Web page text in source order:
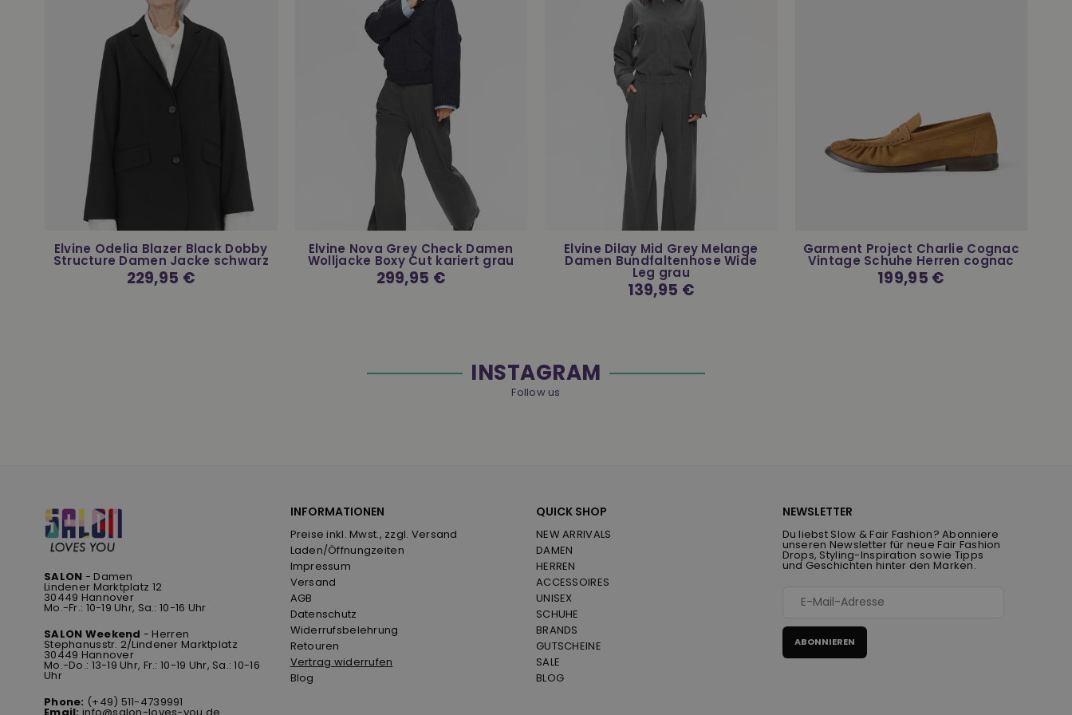
Elvine Odelia Blazer Black Dobby
Structure Damen Jacke schwarz
Normaler
Preis
229,95 €
Elvine Nova Grey Check Damen
Wolljacke Boxy Cut kariert grau
Normaler
Preis
299,95 €
Elvine Dilay Mid Grey Melange
Damen Bundfaltenhose Wide
Leg grau
Normaler
Preis
139,95 €
Garment Project Charlie Cognac
Vintage Schuhe Herren cognac
Normaler
Preis
199,95 €
INSTAGRAM
Follow us
SALON - Damen
Lindener Marktplatz 12
30449 Hannover
Mo.-Fr.: 10-19 Uhr, Sa.: 10-16 Uhr
SALON Weekend - Herren
Stephanusstr. 2/Lindener Marktplatz
30449 Hannover
Mo.-Do.: 13-19 Uhr, Fr.: 10-19 Uhr, Sa.: 10-16
Uhr
Phone: (+49) 511-4739991
INFORMATIONEN
Preise inkl. Mwst., zzgl. Versand
Laden/Öffnungzeiten
Impressum
Versand
AGB
Datenschutz
Widerrufsbelehrung
Retouren
Vertrag widerrufen
Blog
QUICK SHOP
NEW ARRIVALS
DAMEN
HERREN
ACCESSOIRES
UNISEX
SCHUHE
BRANDS
GUTSCHEINE
SALE
BLOG
NEWSLETTER
Du liebst Slow & Fair Fashion? Abonniere
unseren Newsletter für neue Fair Fashion
Drops, Styling-Inspiration sowie Tipps
und Geschichten hinter den Marken.
ABONNIEREN